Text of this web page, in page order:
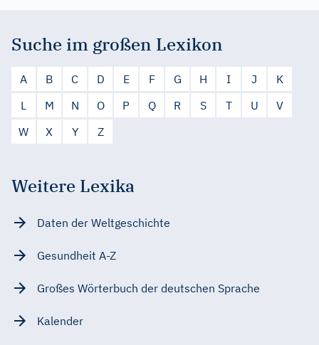
Suche im großen Lexikon
A B C D E F G H I J
K
L
M N O P Q R S T U
V
W
X Y Z
Weitere Lexika
Daten der Weltgeschichte
Gesundheit A-Z
Großes Wörterbuch der deutschen Sprache
Kalender